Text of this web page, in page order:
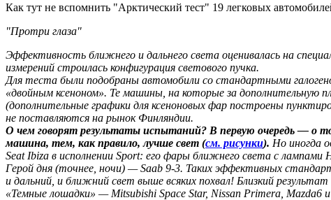
Как тут не вспомнить "Арктический тест" 19 легковых
"Протри глаза"
Эффективность ближнего и дальнего света оценивалась на
измерений строилась конфигурация светового пучка.
Для теста были подобраны автомобили со стандартными
«двойным ксеноном». Те машины, на которые за
(дополнительные графики для ксеноновых фар построены
не поставляются на рынок Финляндии.
О чем говорят результаты испытаний? В первую очередь — о
машина, тем, как правило, лучше свет (см. рисунки). Но иногда
Seat Ibiza в исполнении Sport: его фары ближнего света с
Герой дня (точнее, ночи) — Saab 9-3. Таких эффективных
и дальний, и ближний свет выше всяких похвал! Близкий
«Темные лошадки» — Mitsubishi Space Star, Nissan Primera,